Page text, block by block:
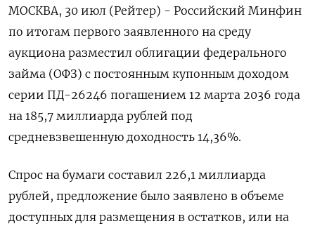
МОСКВА, 30 июл (Рейтер) - Российский Минфин
по итогам первого заявленного на среду
аукциона разместил облигации федерального
займа (ОФЗ) с постоянным купонным доходом
серии ПД-26246 погашением 12 марта 2036 года
на 185,7 миллиарда рублей под
средневзвешенную доходность 14,36%.
Спрос на бумаги составил 226,1 миллиарда
рублей, предложение было заявлено в объеме
доступных для размещения в остатков, или на